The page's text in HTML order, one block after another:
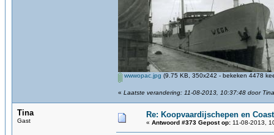
wwwopac.jpg (9.75 KB, 350x242 - bekeken 4478
« Laatste verandering: 11-08-2013, 10:37:48 door Tina
Tina
Gast
Re: Koopvaardijschepen en
« Antwoord #373 Gepost op: 11-08-2013,